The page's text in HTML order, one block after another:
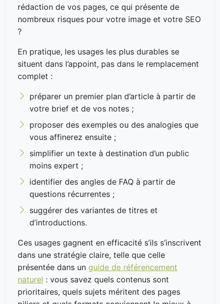
rédaction de vos pages, ce qui présente de
nombreux risques pour votre image et votre SEO
?
En pratique, les usages les plus durables se
situent dans l’appoint, pas dans le remplacement
complet :
préparer un premier plan d’article à partir de
votre brief et de vos notes ;
proposer des exemples ou des analogies que
vous affinerez ensuite ;
simplifier un texte à destination d’un public
moins expert ;
identifier des angles de FAQ à partir de
questions récurrentes ;
suggérer des variantes de titres et
d’introductions.
Ces usages gagnent en efficacité s’ils s’inscrivent
dans une stratégie claire, telle que celle
présentée dans un guide de référencement
naturel : vous savez quels contenus sont
prioritaires, quels sujets méritent des pages